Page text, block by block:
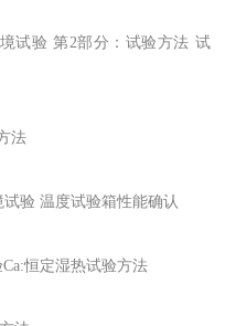
试验 第2部分：试验方法 试
法
试验 温度试验箱性能确认
恒定湿热试验方法